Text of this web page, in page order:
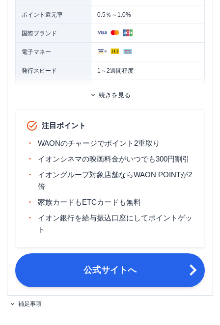
ポイント還元率 0.5％～1.0%
国際ブランド
電子マネー
発行スピード 1～2週間程度
家族カード
ETCカード発行期間
お申込と同時にETCカードを申込の場
合は、2～3週間程度
ポイント名
18歳以上で電話連絡可能な方。※高校
生の方は、卒業年度の1月1日以降であ
ればお申込みいただけます。
続きを見る
注目ポイント
WAONのチャージでポイント2重取り
イオンシネマの映画料金がいつでも300円割引
イオングループ対象店舗ならWAON POINTが2
倍
家族カードもETCカードも無料
イオン銀行を給与振込口座にしてポイントゲッ
ト
公式サイトへ
補足事項